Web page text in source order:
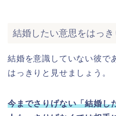
結婚したい意思をはっき
結婚を意識していない彼で
はっきりと見せましょう。
今までさりげない「結婚し